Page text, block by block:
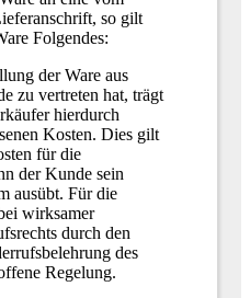
so gilt
Folgendes:
der Ware aus
zu vertreten hat, trägt
hierdurch
Kosten. Dies gilt
für die
der Kunde sein
ausübt. Für die
wirksamer
durch den
des
Regelung.